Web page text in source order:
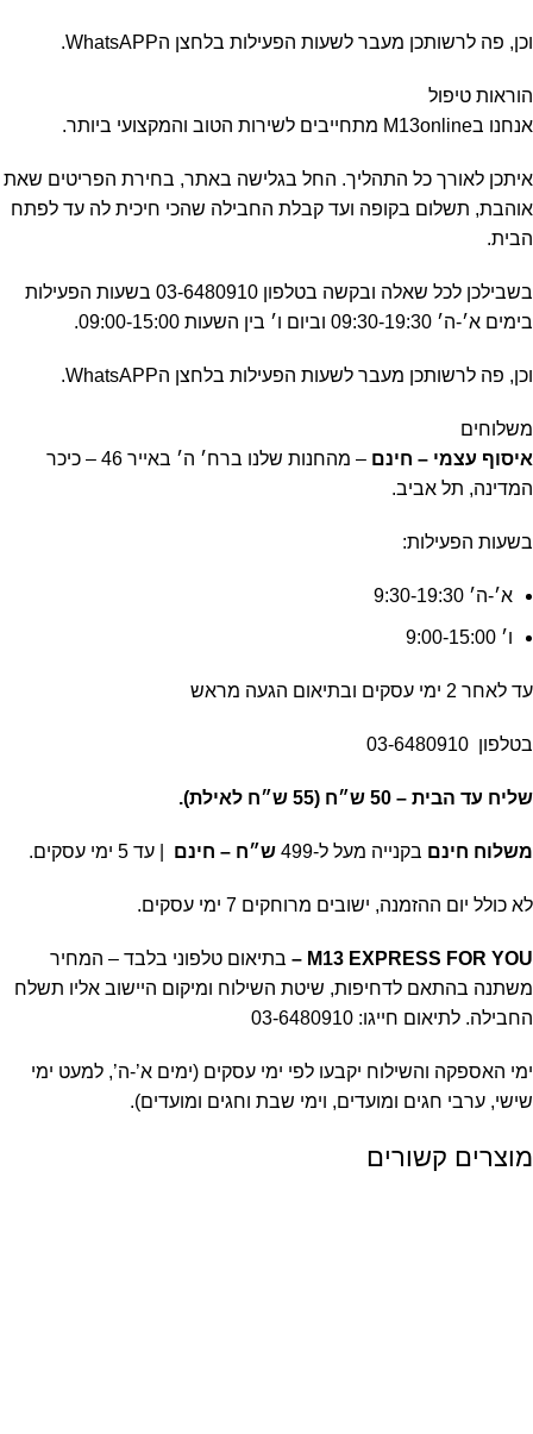
וכן, פה לרשותכן מעבר לשעות הפעילות בלחצן הWhatsAPP.
הוראות טיפול
אנחנו בM13online מתחייבים לשירות הטוב והמקצועי ביותר.
איתכן לאורך כל התהליך. החל בגלישה באתר, בחירת הפריטים שאת
אוהבת, תשלום בקופה ועד קבלת החבילה שהכי חיכית לה עד לפתח
הבית.
בשבילכן לכל שאלה ובקשה בטלפון 03-6480910 בשעות הפעילות
בימים א׳-ה׳ 09:30-19:30 וביום ו׳ בין השעות 09:00-15:00.
וכן, פה לרשותכן מעבר לשעות הפעילות בלחצן הWhatsAPP.
משלוחים
איסוף עצמי – חינם
– מהחנות שלנו ברח׳ ה׳ באייר 46 – כיכר
המדינה, תל אביב.
בשעות הפעילות:
א׳-ה׳ 9:30-19:30
ו׳ 9:00-15:00
עד לאחר 2 ימי עסקים ובתיאום הגעה מראש
בטלפון 03-6480910
שליח עד הבית –
משלוח חינם בקנייה מעל ל-499 ש״ח – חינם | עד 5 ימי עסקים.
לא כולל יום ההזמנה, ישובים מרוחקים 7 ימי עסקים.
M13 EXPRESS FOR YOU
– בתיאום טלפוני בלבד – המחיר
משתנה בהתאם לדחיפות, שיטת השילוח ומיקום היישוב אליו תשלח
החבילה. לתיאום חייגו: 03-6480910
ימי האספקה והשילוח יקבעו לפי ימי עסקים (ימים א’-ה’, למעט ימי
שישי, ערבי חגים ומועדים, וימי שבת וחגים ומועדים).
מוצרים קשורים